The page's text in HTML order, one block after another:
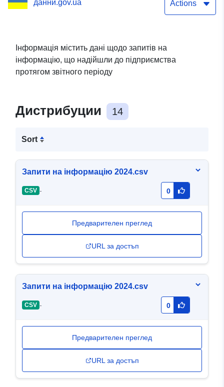
данни.gov.ua Actions
Інформація містить дані щодо запитів на
інформацію, що надійшли до підприємства
протягом звітного періоду
Дистрибуции 14
Sort
Запити на інформацію 2024.csv
CSV - 0
Предварителен преглед
URL за достъп
Запити на інформацію 2024.csv
CSV - 0
Предварителен преглед
URL за достъп